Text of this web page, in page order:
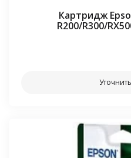
Картридж
R200/R300/